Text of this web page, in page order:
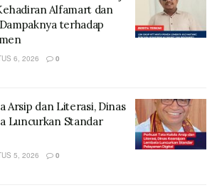
Alfamart dan
terhadap
6, 2026 0
Arsip dan Literasi, Dinas
Luncurkan Standar
5, 2026 0